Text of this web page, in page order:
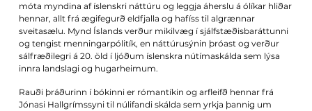
móta myndina af íslenskri náttúru og leggja áherslu á ólíkar hliðar
hennar, allt frá ægifegurð eldfjalla og hafíss til algrænnar
sveitasælu. Mynd Íslands verður mikilvæg í sjálfstæðisbaráttunni
og tengist menningarpólitík, en náttúrusýnin þróast og verður
sálfræðilegri á 20. öld í ljóðum íslenskra nútímaskálda sem lýsa
innra landslagi og hugarheimum.
Rauði þráðurinn í bókinni er rómantíkin og arfleifð hennar frá
Jónasi Hallgrímssyni til núlifandi skálda sem yrkja þannig um